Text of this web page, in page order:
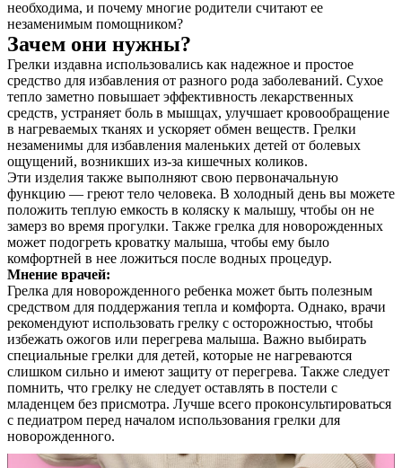
необходима, и почему многие родители считают ее
незаменимым помощником?
Зачем они нужны?
Грелки издавна использовались как надежное и простое
средство для избавления от разного рода заболеваний. Сухое
тепло заметно повышает эффективность лекарственных
средств, устраняет боль в мышцах, улучшает кровообращение
в нагреваемых тканях и ускоряет обмен веществ. Грелки
незаменимы для избавления маленьких детей от болевых
ощущений, возникших из-за кишечных коликов.
Эти изделия также выполняют свою первоначальную
функцию — греют тело человека. В холодный день вы можете
положить теплую емкость в коляску к малышу, чтобы он не
замерз во время прогулки. Также грелка для новорожденных
может подогреть кроватку малыша, чтобы ему было
комфортней в нее ложиться после водных процедур.
Мнение врачей:
Грелка для новорожденного ребенка может быть полезным
средством для поддержания тепла и комфорта. Однако, врачи
рекомендуют использовать грелку с осторожностью, чтобы
избежать ожогов или перегрева малыша. Важно выбирать
специальные грелки для детей, которые не нагреваются
слишком сильно и имеют защиту от перегрева. Также следует
помнить, что грелку не следует оставлять в постели с
младенцем без присмотра. Лучше всего проконсультироваться
с педиатром перед началом использования грелки для
новорожденного.